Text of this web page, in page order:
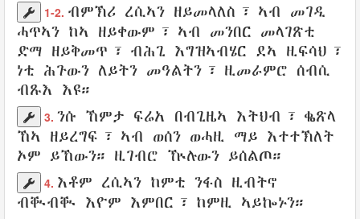
1-2. ብምኽሪ ረሲኣን ዘይመላለስ ፣ ኣብ መገዲ
ሓጥኣን ከኣ ዘይቀውም ፣ ኣብ መንበር መላገጽቲ
ድማ ዘይቅመጥ ፣ ብሕጊ እግዝኣብሄር ደኣ ዚፍሳህ ፣
ነቲ ሕጉውን ለይትን መዓልትን ፣ ዚመራምሮ ሰብሲ
ብጹእ እዩ።
3. ንሱ ኸምታ ፍሬአ በብጊዜኣ እትህብ ፣ ቈጽላ
ኸኣ ዘይረግፍ ፣ ኣብ ወሰን ወሓዚ ማይ እተተኽለት
ኦም ይኸውን። ዚገብሮ ዅሉውን ይሰልጦ።
4. እቶም ረሲኣን ከምቲ ንፋስ ዚብትኖ
ብቚብቚ እዮም እምበር፣ ከምዚ ኣይኰኑን።